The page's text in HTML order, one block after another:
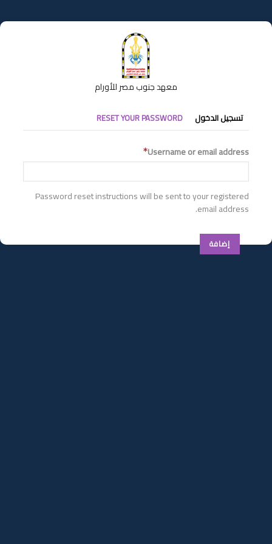
إلى
المحتوى
معهد جنوب مصر للأورام
التبويبات
الأساسية
تسجيل الدخول RESET YOUR PASSWORD
Username or email address
Password reset instructions will be sent to your registered
email address.